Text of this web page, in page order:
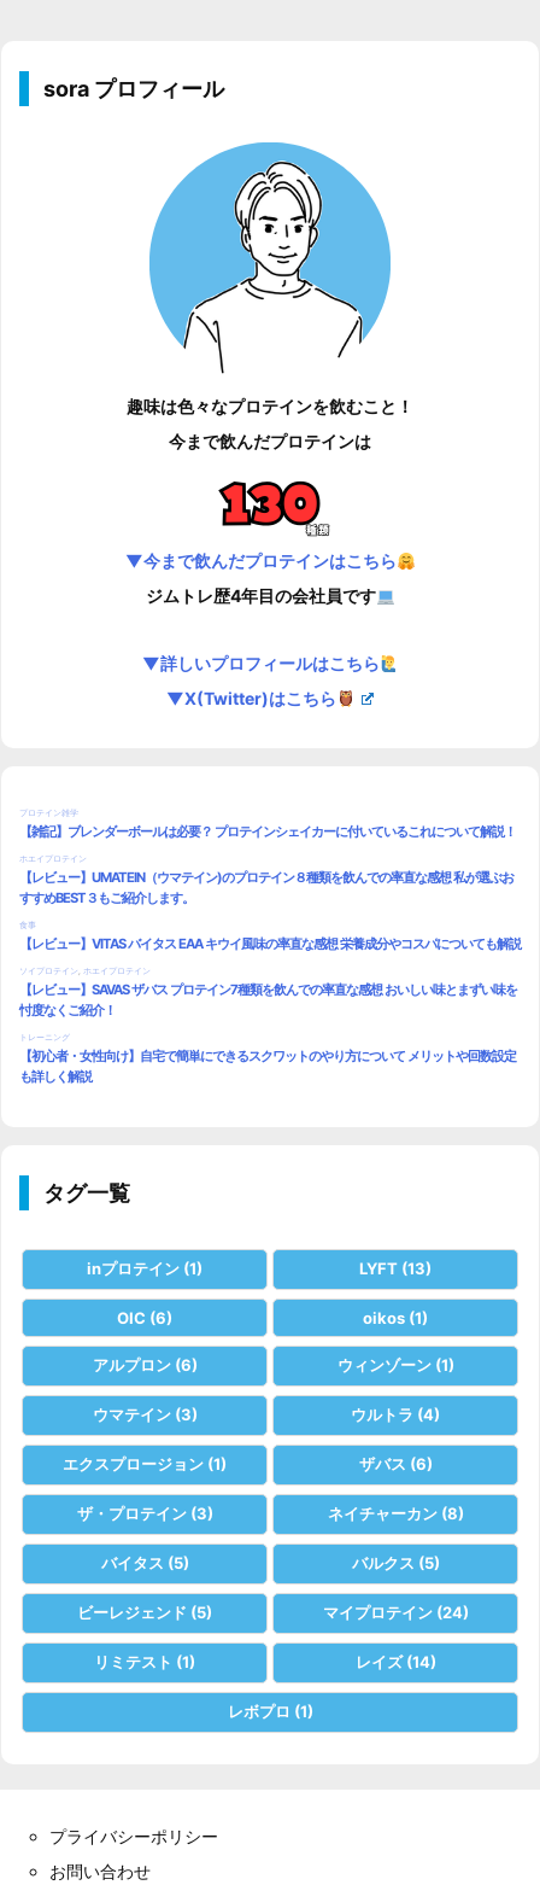
sora プロフィール
趣味は色々なプロテインを飲むこと！
今まで飲んだプロテインは
▼今まで飲んだプロテインはこちら
ジムトレ歴4年目の会社員です
▼詳しいプロフィールはこちら
▼X(Twitter)はこちら
タグ一覧
inプロテイン (1) LYFT (13)
OIC (6) oikos (1)
アルプロン(6) ウィンゾーン(1)
ウマテイン(3) ウルトラ (4)
エクスプロージョン (1) ザバス (6)
ザ・プロテイン(3) ネイチャーカン(8)
バイタス (5) バルクス (5)
ビーレジェンド (5) マイプロテイン(24)
リミテスト (1) レイズ(14)
レボプロ (1)
プライバシーポリシー
お問い合わせ